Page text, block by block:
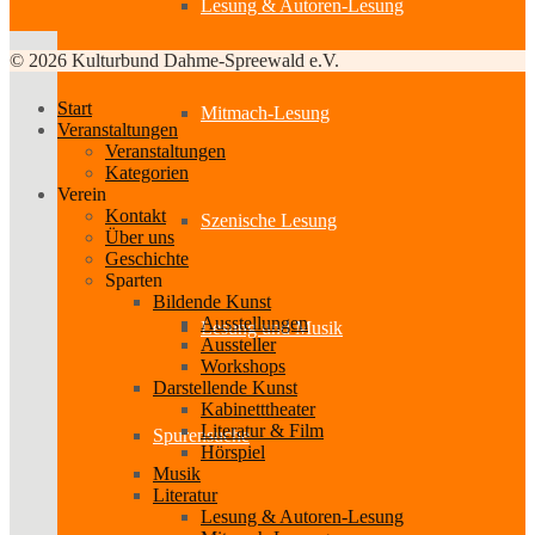
Lesung & Autoren-Lesung
Mitmach-Lesung
Szenische Lesung
Lesung und Musik
Spurensuche
© 2026 Kulturbund Dahme-Spreewald e.V.
Start
Veranstaltungen
Veranstaltungen
Kategorien
Verein
Kontakt
Über uns
Geschichte
Sparten
Bildende Kunst
Ausstellungen
Aussteller
Workshops
Darstellende Kunst
Kabinetttheater
Literatur & Film
Hörspiel
Musik
Literatur
Lesung & Autoren-Lesung